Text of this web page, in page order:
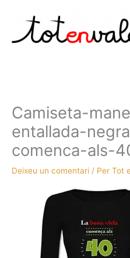
contingut
Camiseta-
entallada-
comenca-als-
Deixeu un comentari / Per Tot